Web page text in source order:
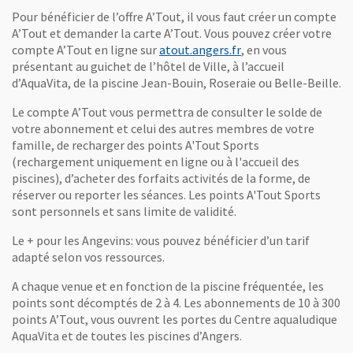
Pour bénéficier de l’offre A’Tout, il vous faut créer un compte
A’Tout et demander la carte A’Tout. Vous pouvez créer votre
compte A’Tout en ligne suratout.angers.fr, Ouvre une
, en vous
présentant au guichet de l’hôtel de Ville, à l’accueil
d’AquaVita, de la piscine Jean-Bouin, Roseraie ou Belle-Beille.
Le compte A’Tout vous permettra de consulter le solde de
votre abonnement et celui des autres membres de votre
famille, de recharger des points A'Tout Sports
(rechargement uniquement en ligne ou à l'accueil des
piscines), d’acheter des forfaits activités de la forme, de
réserver ou reporter les séances. Les points A'Tout Sports
sont personnels et sans limite de validité.
Le + pour les Angevins: vous pouvez bénéficier d’un tarif
adapté selon vos ressources.
A chaque venue et en fonction de la piscine fréquentée, les
points sont décomptés de 2 à 4. Les abonnements de 10 à 300
points A’Tout, vous ouvrent les portes du Centre aqualudique
AquaVita et de toutes les piscines d’Angers.